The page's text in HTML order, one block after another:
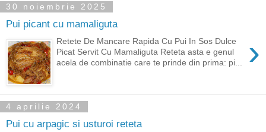
30 noiembrie 2025
Pui picant cu mamaliguta
›
Retete De Mancare Rapida Cu Pui In Sos Dulce
Picat Servit Cu Mamaliguta Reteta asta e genul
acela de combinatie care te prinde din prima: pi...
4 aprilie 2024
Pui cu arpagic si usturoi reteta